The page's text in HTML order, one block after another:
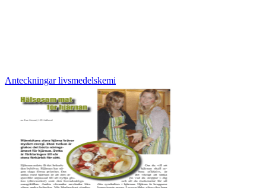
Anteckningar livsmedelskemi